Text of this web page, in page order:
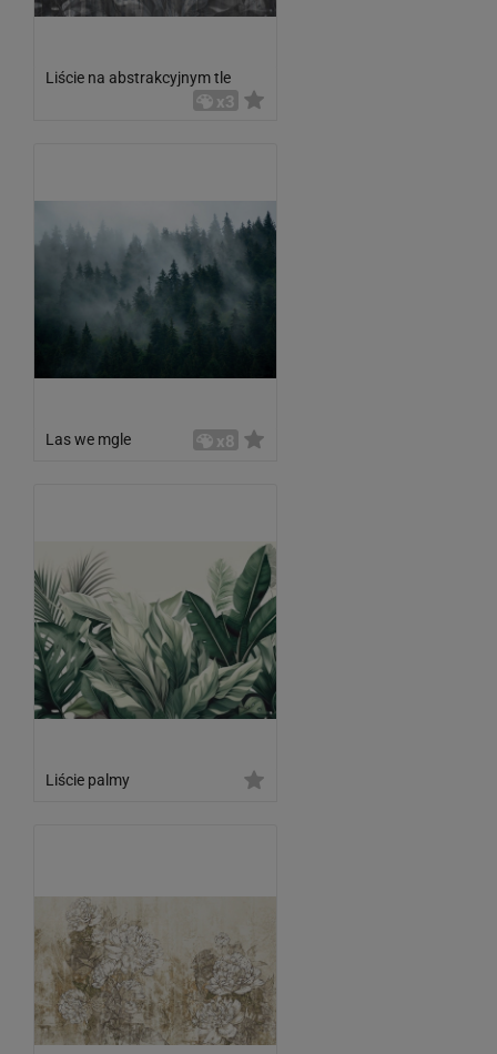
Liście na abstrakcyjnym tle
x3
Las we mgle x8
Liście palmy